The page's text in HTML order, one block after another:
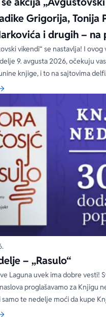
Grigorija, Tonija
i drugih – na
i 60%
vikendi“ se nastavlja! I ovog
9. avgusta 2026, očekuju
knjige, i to na sajtovima
– „Rasulo“
Laguna uvek ima dobre vesti!
proglašavamo za Knjigu
samo te nedelje moći da kupe
popustom od 30%.